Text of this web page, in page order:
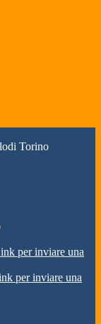
Torino
per inviare una
per inviare una